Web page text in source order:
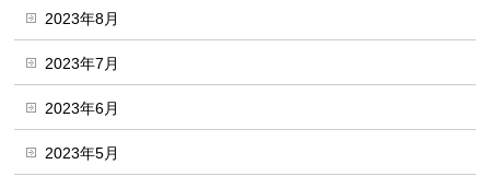
2023年8月
2023年7月
2023年6月
2023年5月